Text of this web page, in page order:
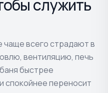
служить
чаще всего страдают в
вентиляцию, печь
быстрее
спокойнее переносит